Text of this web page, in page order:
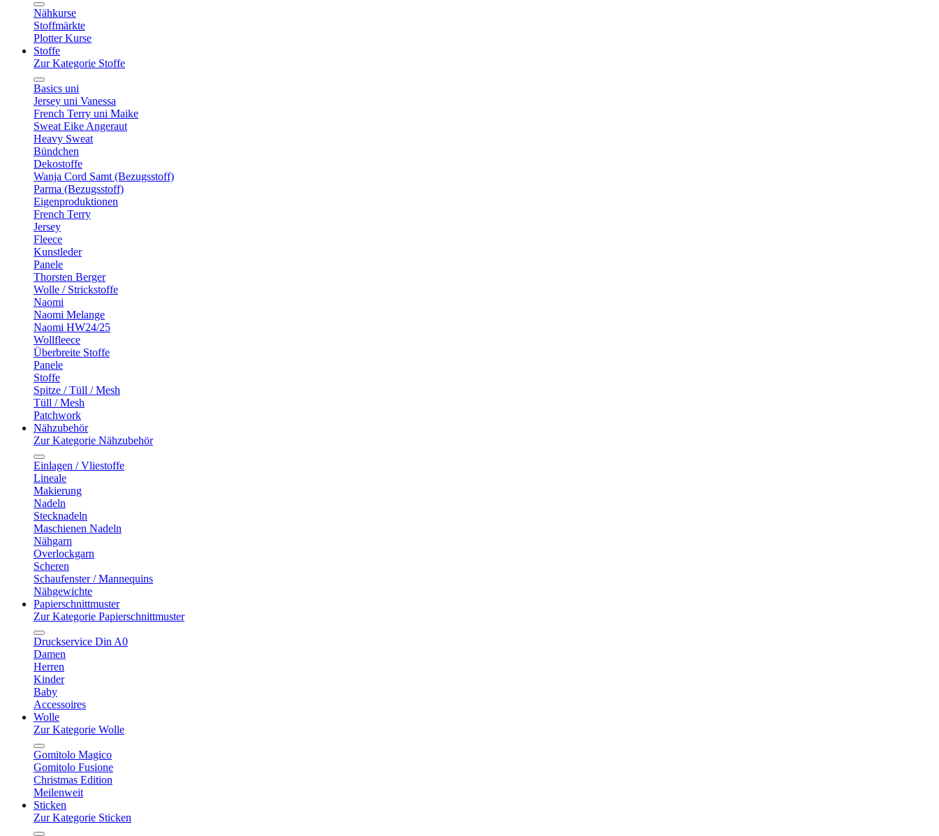
Nähkurse
Stoffmärkte
Plotter Kurse
Stoffe
Zur Kategorie Stoffe
Basics uni
Jersey uni Vanessa
French Terry uni Maike
Sweat Eike Angeraut
Heavy Sweat
Bündchen
Dekostoffe
Wanja Cord Samt (Bezugsstoff)
Parma (Bezugsstoff)
Eigenproduktionen
French Terry
Jersey
Fleece
Kunstleder
Panele
Thorsten Berger
Wolle / Strickstoffe
Naomi
Naomi Melange
Naomi HW24/25
Wollfleece
Überbreite Stoffe
Panele
Stoffe
Spitze / Tüll / Mesh
Tüll / Mesh
Patchwork
Nähzubehör
Zur Kategorie Nähzubehör
Einlagen / Vliestoffe
Lineale
Makierung
Nadeln
Stecknadeln
Maschienen Nadeln
Nähgarn
Overlockgarn
Scheren
Schaufenster / Mannequins
Nähgewichte
Papierschnittmuster
Zur Kategorie Papierschnittmuster
Druckservice Din A0
Damen
Herren
Kinder
Baby
Accessoires
Wolle
Zur Kategorie Wolle
Gomitolo Magico
Gomitolo Fusione
Christmas Edition
Meilenweit
Sticken
Zur Kategorie Sticken